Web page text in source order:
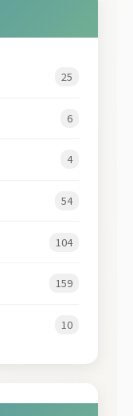
25
6
4
54
104
159
10